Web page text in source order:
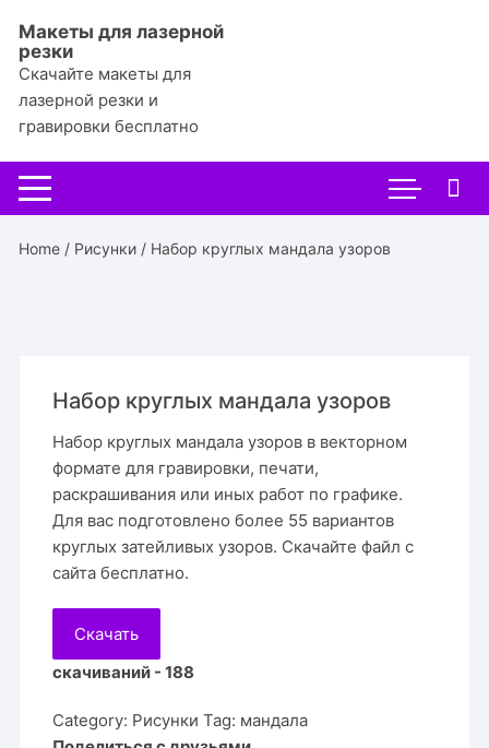
содержимому
Макеты для лазерной
резки
Скачайте макеты для
лазерной резки и
гравировки бесплатно
Home / Рисунки / Набор круглых мандала узоров
Набор круглых мандала узоров
Набор круглых мандала узоров в векторном
формате для гравировки, печати,
раскрашивания или иных работ по графике.
Для вас подготовлено более 55 вариантов
круглых затейливых узоров. Скачайте файл с
сайта бесплатно.
Скачать
скачиваний - 188
Category: Рисунки Tag: мандала